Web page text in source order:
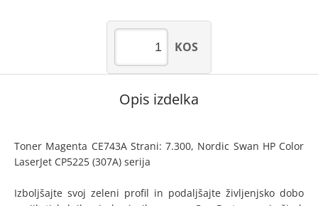
KOS
Opis izdelka
Toner Magenta CE743A Strani: 7.300, Nordic Swan HP Color
LaserJet CP5225 (307A) serija
Izboljšajte svoj zeleni profil in podaljšajte življenjsko dobo